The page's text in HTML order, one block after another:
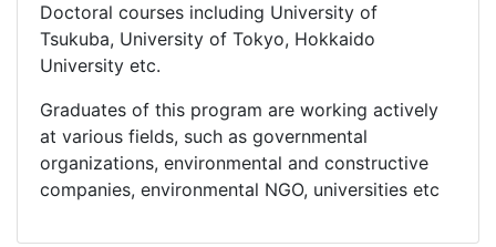
Doctoral courses including University of
Tsukuba, University of Tokyo, Hokkaido
University etc.
Graduates of this program are working actively
at various fields, such as governmental
organizations, environmental and constructive
companies, environmental NGO, universities etc